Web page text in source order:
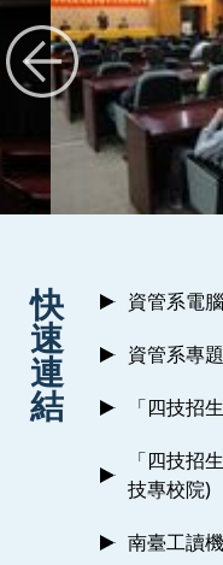
快
速
連
結
資管系電
資管系專
「四技招
「四技招
技專校院)
南臺工讀